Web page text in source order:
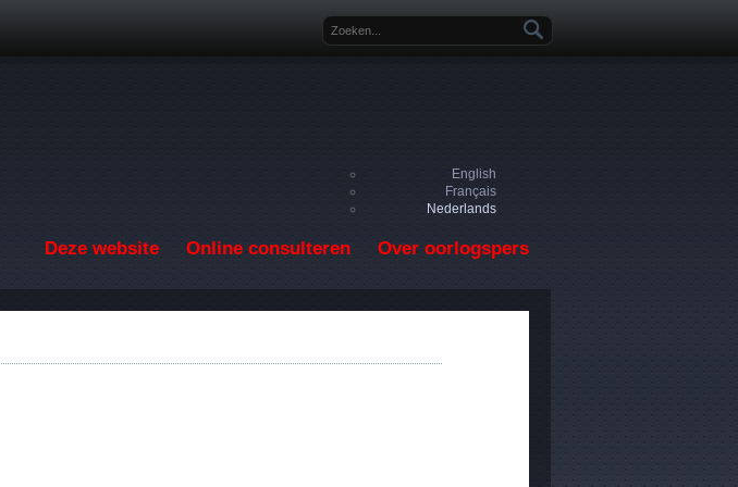
Zoekveld
English
Français
Nederlands
Deze website Online consulteren Over oorlogspers